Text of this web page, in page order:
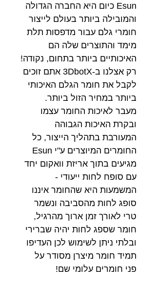
Esun כיום היא החברה הגדולה
והמובילה ביותר בעולם לייצור
חומרי גלם עבור מדפסות תלת
מימד והתוצרים שלה הם
האיכותיים ביותר בתחום, נקודה!
רק אצלנו ב-3DbotX אתם זוכים
לקבל את חומר הגלם האיכותי
ביותר במחיר הזול ביותר.
מעבר לאיכות החומר עצמו
ובקרת האיכות הגבוהה
המעורבת בתהליך הייצור, כל
החומרים המיוצרים ע"י Esun
מגיעים בתוך אריזת וואקום יחד
עם סופח לחות ייעודי -
המשמעות היא שהחומר איננו
סופג לחות מהסביבה ונשמר
טרי לאורך זמן ארוך מהרגיל,
חומר שספג לחות יהיה שברירי
ובלתי ניתן לשימוש לכן העדיפו
תמיד חומר מיצרן מסודר על
פני חומרים עלומי שם!